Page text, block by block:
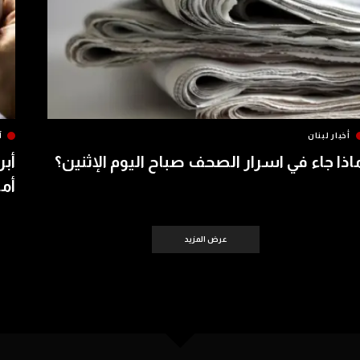
أخبار لبنان
جاء في اسرار الصحف صباح اليوم الإثنين؟
عرض المزيد